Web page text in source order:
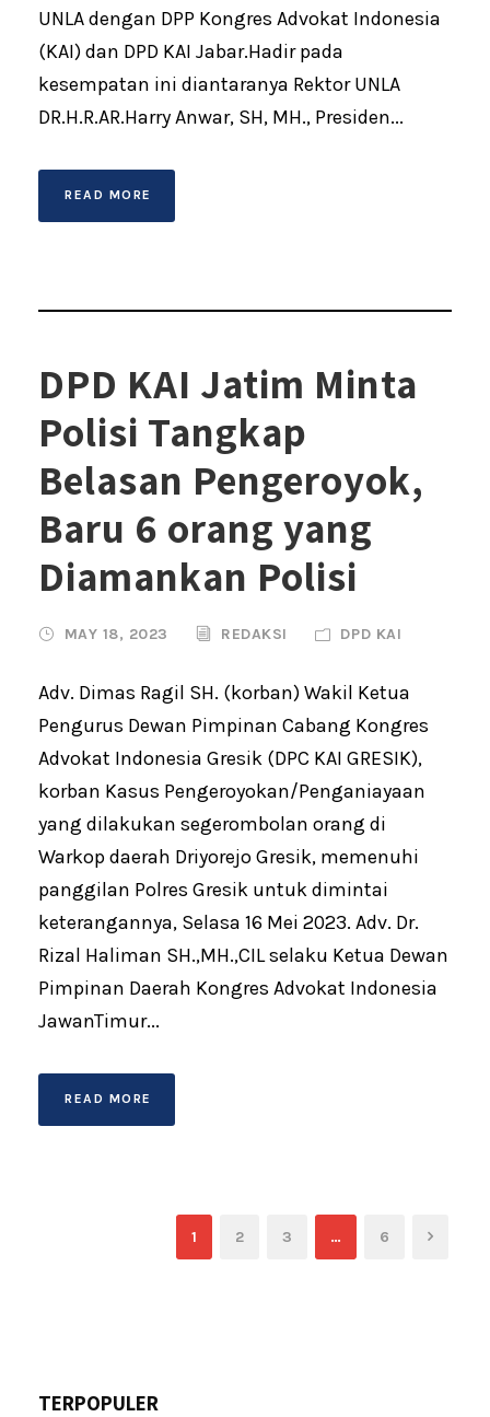
UNLA dengan DPP Kongres Advokat Indonesia
(KAI) dan DPD KAI Jabar.Hadir pada
kesempatan ini diantaranya Rektor UNLA
DR.H.R.AR.Harry Anwar, SH, MH., Presiden...
READ MORE
DPD KAI Jatim Minta
Polisi Tangkap
Belasan Pengeroyok,
Baru 6 orang yang
Diamankan Polisi
MAY 18, 2023 REDAKSI DPD KAI
Adv. Dimas Ragil SH. (korban) Wakil Ketua
Pengurus Dewan Pimpinan Cabang Kongres
Advokat Indonesia Gresik (DPC KAI GRESIK),
korban Kasus Pengeroyokan/Penganiayaan
yang dilakukan segerombolan orang di
Warkop daerah Driyorejo Gresik, memenuhi
panggilan Polres Gresik untuk dimintai
keterangannya, Selasa 16 Mei 2023. Adv. Dr.
Rizal Haliman SH.,MH.,CIL selaku Ketua Dewan
Pimpinan Daerah Kongres Advokat Indonesia
JawanTimur...
READ MORE
1 2 3 … 6
TERPOPULER